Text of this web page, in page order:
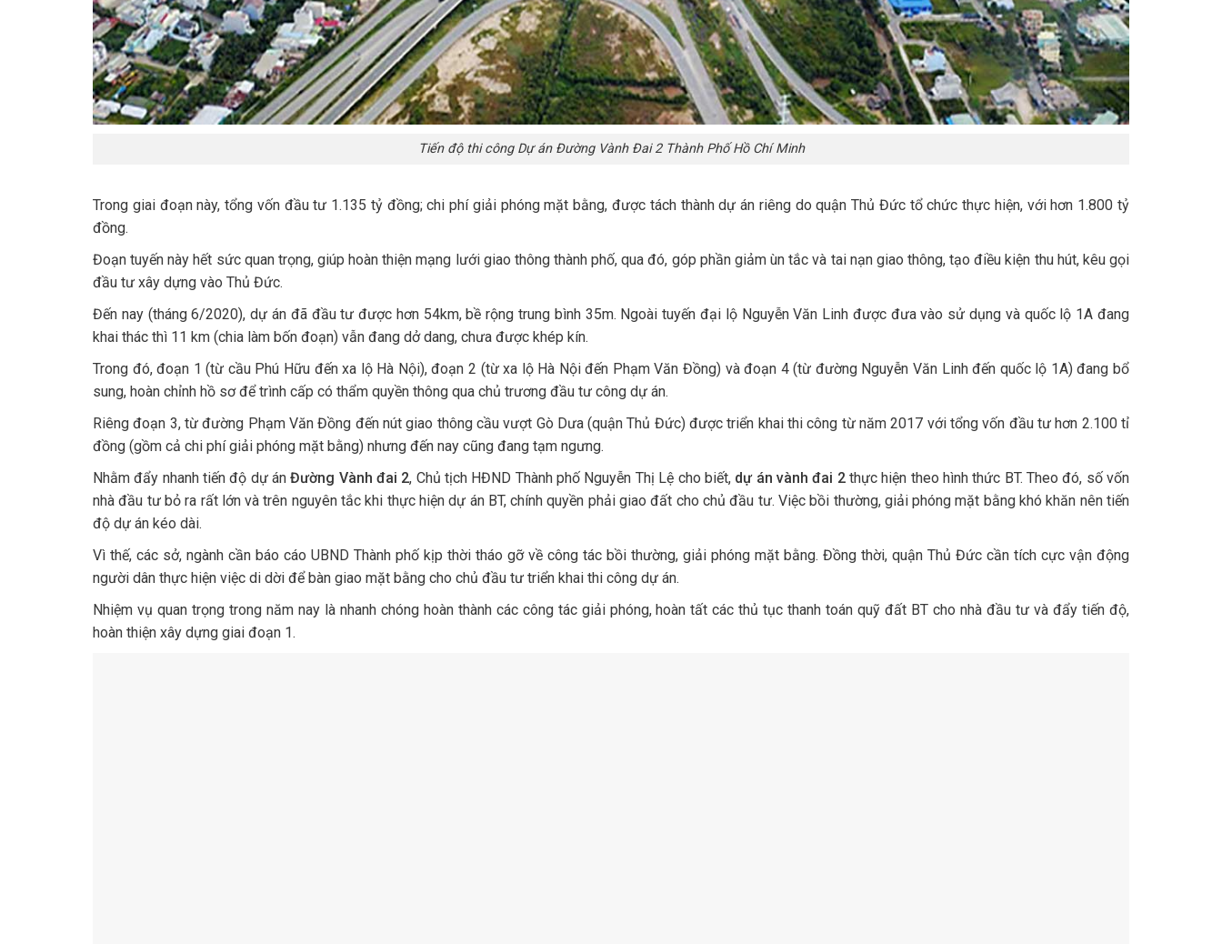
Tiến độ thi công Dự án Đường Vành Đai 2 Thành Phố Hồ Chí Minh
Trong giai đoạn này, tổng vốn đầu tư 1.135 tỷ đồng; chi phí giải phóng mặt bằng, được tách thành dự án riêng do quận Thủ Đức tổ chức thực hiện, với hơn 1.800 tỷ
đồng.
Đoạn tuyến này hết sức quan trọng, giúp hoàn thiện mạng lưới giao thông thành phố, qua đó, góp phần giảm ùn tắc và tai nạn giao thông, tạo điều kiện thu hút, kêu gọi
đầu tư xây dựng vào Thủ Đức.
Đến nay (tháng 6/2020), dự án đã đầu tư được hơn 54km, bề rộng trung bình 35m. Ngoài tuyến đại lộ Nguyễn Văn Linh được đưa vào sử dụng và quốc lộ 1A đang
khai thác thì 11 km (chia làm bốn đoạn) vẫn đang dở dang, chưa được khép kín.
Trong đó, đoạn 1 (từ cầu Phú Hữu đến xa lộ Hà Nội), đoạn 2 (từ xa lộ Hà Nội đến Phạm Văn Đồng) và đoạn 4 (từ đường Nguyễn Văn Linh đến quốc lộ 1A) đang bổ
sung, hoàn chỉnh hồ sơ để trình cấp có thẩm quyền thông qua chủ trương đầu tư công dự án.
Riêng đoạn 3, từ đường Phạm Văn Đồng đến nút giao thông cầu vượt Gò Dưa (quận Thủ Đức) được triển khai thi công từ năm 2017 với tổng vốn đầu tư hơn 2.100 tỉ
đồng (gồm cả chi phí giải phóng mặt bằng) nhưng đến nay cũng đang tạm ngưng.
Nhằm đẩy nhanh tiến độ dự ánĐường Vành đai 2, Chủ tịch HĐND Thành phố Nguyễn Thị Lệ cho biết, dự án vành đai 2thực hiện theo hình thức BT. Theo đó, số vốn
nhà đầu tư bỏ ra rất lớn và trên nguyên tắc khi thực hiện dự án BT, chính quyền phải giao đất cho chủ đầu tư. Việc bồi thường, giải phóng mặt bằng khó khăn nên tiến
độ dự án kéo dài.
Vì thế, các sở, ngành cần báo cáo UBND Thành phố kịp thời tháo gỡ về công tác bồi thường, giải phóng mặt bằng. Đồng thời, quận Thủ Đức cần tích cực vận động
người dân thực hiện việc di dời để bàn giao mặt bằng cho chủ đầu tư triển khai thi công dự án.
Nhiệm vụ quan trọng trong năm nay là nhanh chóng hoàn thành các công tác giải phóng, hoàn tất các thủ tục thanh toán quỹ đất BT cho nhà đầu tư và đẩy tiến độ,
hoàn thiện xây dựng giai đoạn 1.